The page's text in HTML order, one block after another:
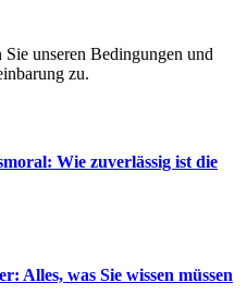
unseren Bedingungen und
zu.
Wie zuverlässig ist die
Alles, was Sie wissen müssen